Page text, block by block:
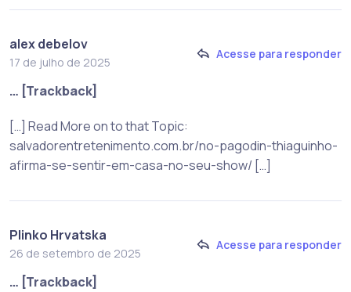
alex debelov
17 de julho de 2025
Acesse para responder
… [Trackback]
[…] Read More on to that Topic:
salvadorentretenimento.com.br/no-pagodin-thiaguinho-
afirma-se-sentir-em-casa-no-seu-show/ […]
Plinko Hrvatska
26 de setembro de 2025
Acesse para responder
… [Trackback]